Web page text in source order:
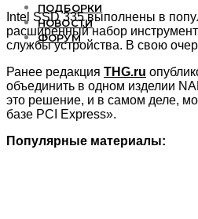
ПОДБОРКИ
НОВОСТИ
ФОРУМ
Intel SSD 335 выполнены в
расширенный набор
службы устройства. В свою
Ранее редакция THG.ru
объединить в одном изделии
это решение, и в самом деле,
базе PCI Express».
Популярные материалы: